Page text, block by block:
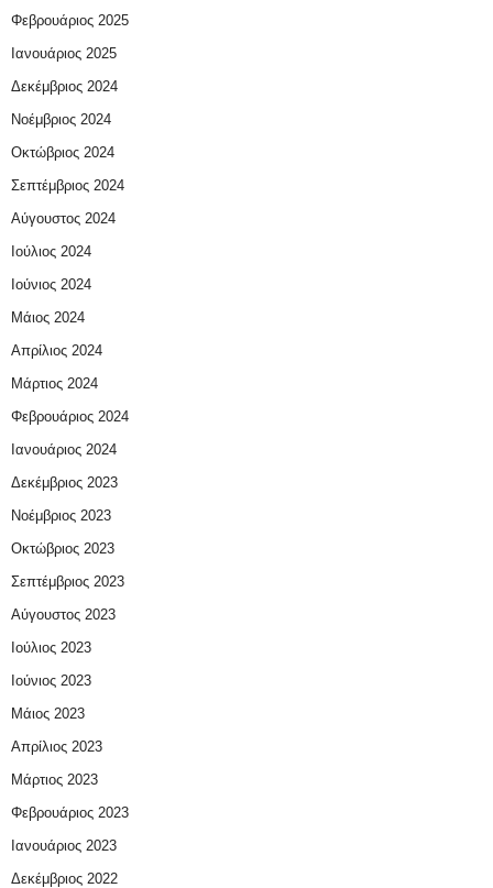
Φεβρουάριος 2025
Ιανουάριος 2025
Δεκέμβριος 2024
Νοέμβριος 2024
Οκτώβριος 2024
Σεπτέμβριος 2024
Αύγουστος 2024
Ιούλιος 2024
Ιούνιος 2024
Μάιος 2024
Απρίλιος 2024
Μάρτιος 2024
Φεβρουάριος 2024
Ιανουάριος 2024
Δεκέμβριος 2023
Νοέμβριος 2023
Οκτώβριος 2023
Σεπτέμβριος 2023
Αύγουστος 2023
Ιούλιος 2023
Ιούνιος 2023
Μάιος 2023
Απρίλιος 2023
Μάρτιος 2023
Φεβρουάριος 2023
Ιανουάριος 2023
Δεκέμβριος 2022